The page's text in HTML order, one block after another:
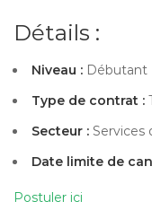
Détails :
Niveau : Débutant
Type de contrat :
Secteur : Services
Date limite de
Postuler ici